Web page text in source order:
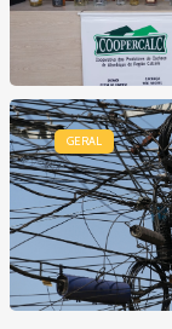
GERAL